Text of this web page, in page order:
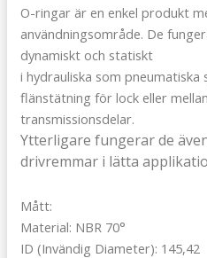
O-ringar är en enkel produkt
användningsområde. De
dynamiskt och statiskt
i hydrauliska som pneumatiska
flänstätning för lock eller
transmissionsdelar.
Ytterligare fungerar de
drivremmar i lätta
Mått:
Material: NBR 70°
ID (Invändig Diameter): 145,42